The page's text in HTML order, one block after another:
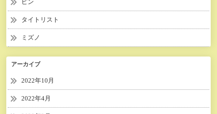
ピン
タイトリスト
ミズノ
アーカイブ
2022年10月
2022年4月